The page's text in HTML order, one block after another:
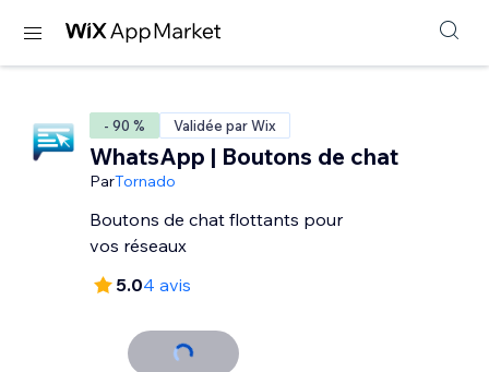
- 90 % Validée par Wix
WhatsApp | Boutons de chat
ParTornado
Boutons de chat flottants pour
vos réseaux
5.04 avis